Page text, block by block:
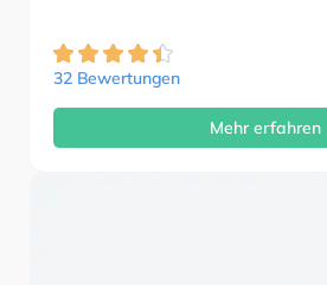
32 Bewertungen
Mehr erfahren